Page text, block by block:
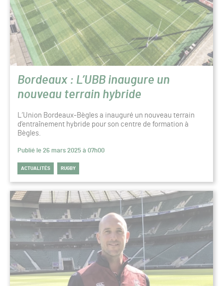
Bordeaux : L’UBB inaugure un
nouveau terrain hybride
L’Union Bordeaux-Bègles a inauguré un nouveau terrain
d’entraînement hybride pour son centre de formation à
Bègles.
Publié le 26 mars 2025 à 07h00
ACTUALITÉS RUGBY